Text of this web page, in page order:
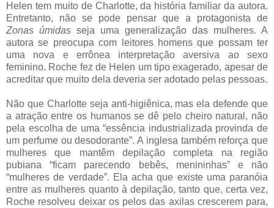
Helen tem muito de Charlotte, da história familiar da autora.
Entretanto, não se pode pensar que a protagonista de
Zonas úmidas seja uma generalização das mulheres. A
autora se preocupa com leitores homens que possam ter
uma nova e errônea interpretação aversiva ao sexo
feminino. Roche fez de Helen um tipo exagerado, apesar de
acreditar que muito dela deveria ser adotado pelas pessoas.
Não que Charlotte seja anti-higiênica, mas ela defende que
a atração entre os humanos se dê pelo cheiro natural, não
pela escolha de uma “essência industrializada provinda de
um perfume ou desodorante”. A inglesa também reforça que
mulheres que mantêm depilação completa na região
pubiana “ficam parecendo bebês, menininhas” e não
“mulheres de verdade”. Ela acha que existe uma paranóia
entre as mulheres quanto à depilação, tanto que, certa vez,
Roche resolveu deixar os pelos das axilas crescerem para,